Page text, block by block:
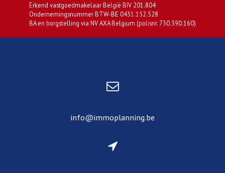
Erkend vastgoedmakelaar België BIV 201.804
Ondernemingsnummer BTW-BE 0431.152.528
BA en borgstelling via NV AXA Belgium (polisnr. 730.390.160)
info@immoplanning.be